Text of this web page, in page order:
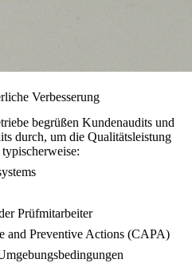
Verbesserung
begrüßen Kundenaudits und
durch, um die Qualitätsleistung
Prüfmitarbeiter
and Preventive Actions (CAPA)